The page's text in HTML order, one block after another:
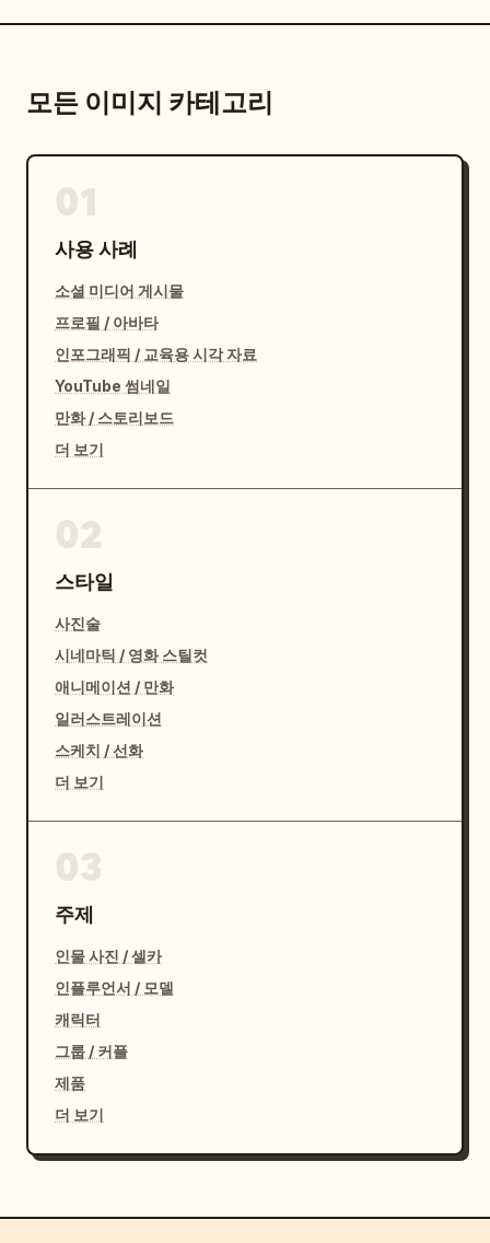
모든 이미지 카테고리
사용 사례
소셜 미디어 게시물
프로필 / 아바타
인포그래픽 / 교육용 시각 자료
YouTube 썸네일
만화 / 스토리보드
더 보기
스타일
사진술
시네마틱 / 영화 스틸컷
애니메이션 / 만화
일러스트레이션
스케치 / 선화
더 보기
주제
인물 사진 / 셀카
인플루언서 / 모델
캐릭터
그룹 / 커플
제품
더 보기